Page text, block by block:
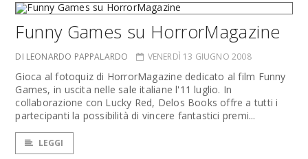
Funny Games su HorrorMagazine
DI LEONARDO PAPPALARDO VENERDÌ 13 GIUGNO 2008
Gioca al fotoquiz di HorrorMagazine dedicato al film Funny
Games, in uscita nelle sale italiane l'11 luglio. In
collaborazione con Lucky Red, Delos Books offre a tutti i
partecipanti la possibilità di vincere fantastici premi...
LEGGI